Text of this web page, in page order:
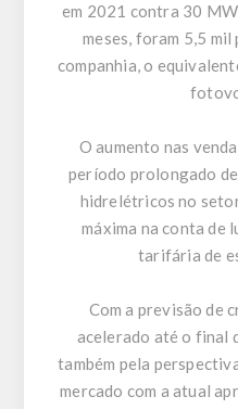
em 2021 contra 30
meses, foram 5,5
companhia, o
O aumento nas
período prolongado
hidrelétricos no
máxima na conta de
tarifária de
Com a previsão de
acelerado até o final
também pela
mercado com a atual